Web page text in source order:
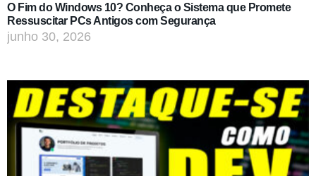
O Fim do Windows 10? Conheça o Sistema que Promete
Ressuscitar PCs Antigos com Segurança
junho 30, 2026